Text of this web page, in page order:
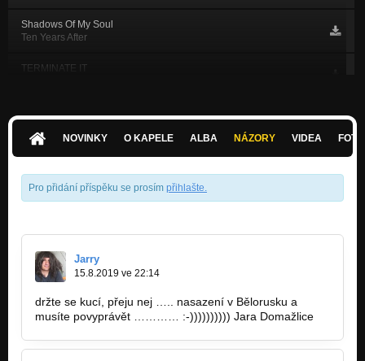
Shadows Of My Soul
Ten Years After
TERMINATE IT
Follower of the night
LAST THOUSAND MEN
Reunion
Reunion
Reunion
NOVINKY O KAPELE ALBA NÁZORY VIDEA
Pro přidání příspěku se prosím přihlašte.
Jarry
15.8.2019 ve 22:14
držte se kucí, přeju nej ….. nasazení v Bělorusku a
musíte povyprávět ………… :-)))))))))) Jara Domažlice